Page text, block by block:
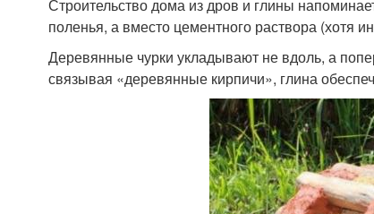
Строительство дома из дров и глины
поленья, а вместо цементного раствора (хотя
Деревянные чурки укладывают не вдоль, а
связывая «деревянные кирпичи», глина